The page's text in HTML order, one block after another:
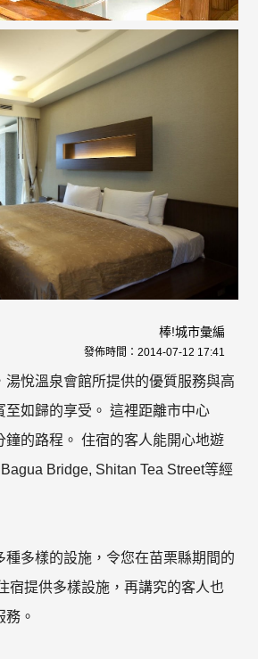
棒!城市彙編
發佈時間： 2014-07-12 17:41
湯悅溫泉會館所提供的優質服務與高
至如歸的享受。 這裡距離市中心
鐘的路程。 住宿的客人能開心地遊
Bridge, Shitan Tea Street等經
種多樣的設施，令您在苗栗縣期間的
宿提供多樣設施，再講究的客人也
。